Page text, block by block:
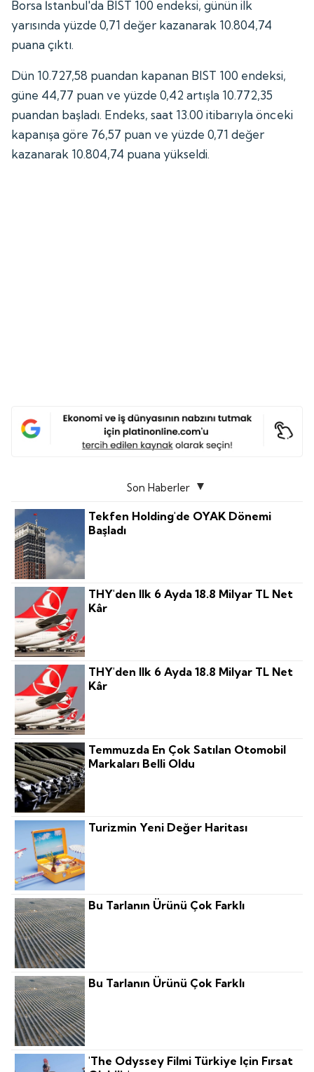
Borsa İstanbul'da BIST 100 endeksi, günün ilk
yarısında yüzde 0,71 değer kazanarak 10.804,74
puana çıktı.
Dün 10.727,58 puandan kapanan BIST 100 endeksi,
güne 44,77 puan ve yüzde 0,42 artışla 10.772,35
puandan başladı. Endeks, saat 13.00 itibarıyla önceki
kapanışa göre 76,57 puan ve yüzde 0,71 değer
kazanarak 10.804,74 puana yükseldi.
Son Haberler
Tekfen Holding'de OYAK Dönemi
Başladı
THY'den Ilk 6 Ayda 18.8 Milyar TL Net
Kâr
THY'den Ilk 6 Ayda 18.8 Milyar TL Net
Kâr
Temmuzda En Çok Satılan Otomobil
Markaları Belli Oldu
Turizmin Yeni Değer Haritası
Bu Tarlanın Ürünü Çok Farklı
Bu Tarlanın Ürünü Çok Farklı
'The Odyssey Filmi Türkiye Için Fırsat